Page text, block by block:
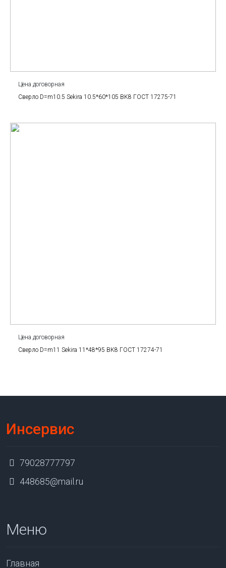
Цена договорная
Сверло D=m10.5 Sekira 10.5*60*105 BK8 ГОСТ 17275-71
Цена договорная
Сверло D=m11 Sekira 11*48*95 BK8 ГОСТ 17274-71
Инсервис
79028777797
448685@mail.ru
Меню
Главная